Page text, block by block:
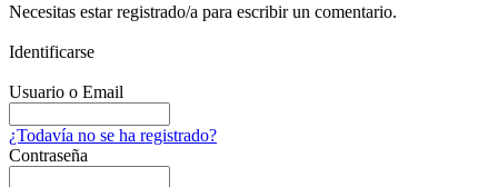
Necesitas estar registrado/a para escribir un comentario.
Identificarse
Usuario o Email
¿Todavía no se ha registrado?
Contraseña